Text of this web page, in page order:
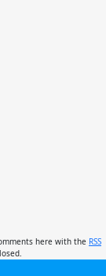
here with the RSS